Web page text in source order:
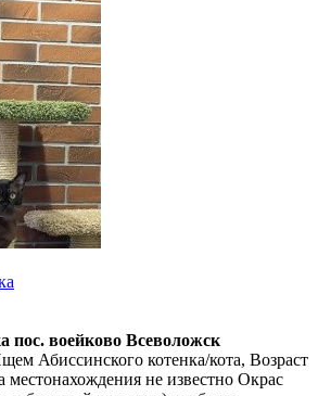
пос. воейково Всеволожск
Абиссинского котенка/кота, Возраст
местонахождения не известно Окрас